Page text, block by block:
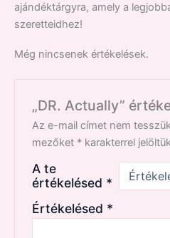
ajándéktárgyra, amely a
szeretteidhez!
Még nincsenek értékelések.
„DR. Actually”
Az e-mail címet nem
mezőket * karakterrel
A te
értékelésed *
Értékelésed *